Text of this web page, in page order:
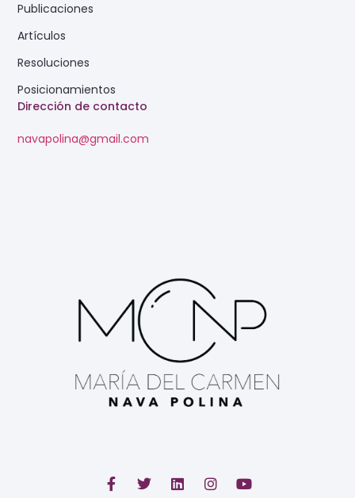
Dirección de contacto
navapolina@gmail.com
Publicaciones
Artículos
Resoluciones
Posicionamientos